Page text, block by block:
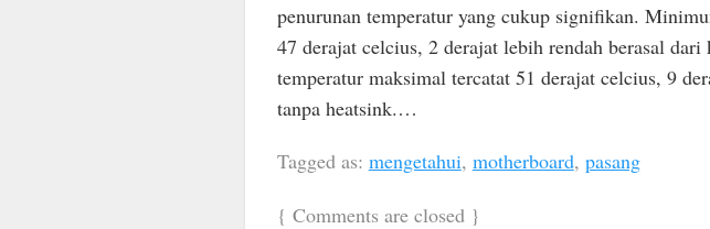
penurunan temperatur yang cukup signifikan.
47 derajat celcius, 2 derajat lebih rendah berasal dari
temperatur maksimal tercatat 51 derajat celcius, 9
tanpa heatsink.…
Tagged as: mengetahui, motherboard, pasang
{ Comments are closed}